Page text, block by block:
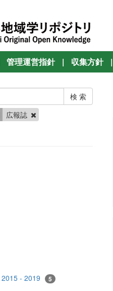
管理運営指針 | 収集方針 |
広報誌
2015 - 2019 5